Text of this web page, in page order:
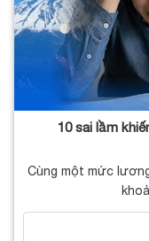
10 sai lầm
Cùng một mức